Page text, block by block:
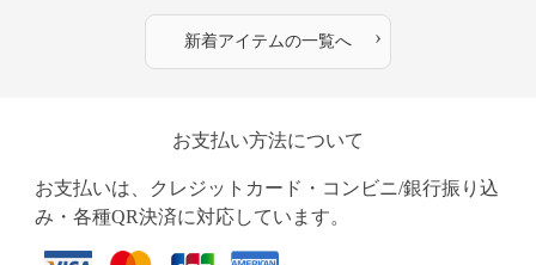
新着アイテムの一覧へ ›
お支払い方法について
お支払いは、クレジットカード・コンビニ/銀行振り込
み・各種QR決済に対応しています。